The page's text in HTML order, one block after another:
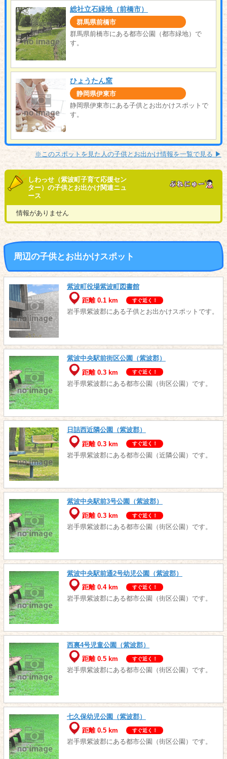
総社立石緑地（前橋市）
群馬県前橋市
群馬県前橋市にある都市公園（都市緑地）で
す。
ひょうたん窯
静岡県伊東市
静岡県伊東市にある子供とお出かけスポットで
す。
※このスポットを見た人の子供とお出かけ情報を一覧で見る ▶︎
しわっせ（紫波町子育て応援セン
ター）の子供とお出かけ関連ニュ
ース
情報がありません
周辺の子供とお出かけスポット
紫波町役場紫波町図書館
距離 0.1 km
すぐ近く！
岩手県紫波郡にある子供とお出かけスポットです。
紫波中央駅前街区公園（紫波郡）
距離 0.3 km
すぐ近く！
岩手県紫波郡にある都市公園（街区公園）です。
日詰西近隣公園（紫波郡）
距離 0.3 km
すぐ近く！
岩手県紫波郡にある都市公園（近隣公園）です。
紫波中央駅前3号公園（紫波郡）
距離 0.3 km
すぐ近く！
岩手県紫波郡にある都市公園（街区公園）です。
紫波中央駅前通2号幼児公園（紫波郡）
距離 0.4 km
すぐ近く！
岩手県紫波郡にある都市公園（街区公園）です。
西裏4号児童公園（紫波郡）
距離 0.5 km
すぐ近く！
岩手県紫波郡にある都市公園（街区公園）です。
七久保幼児公園（紫波郡）
距離 0.5 km
すぐ近く！
岩手県紫波郡にある都市公園（街区公園）です。